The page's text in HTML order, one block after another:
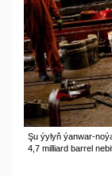
Şu ýylyň ýanwar-
4,7 milliard barrel